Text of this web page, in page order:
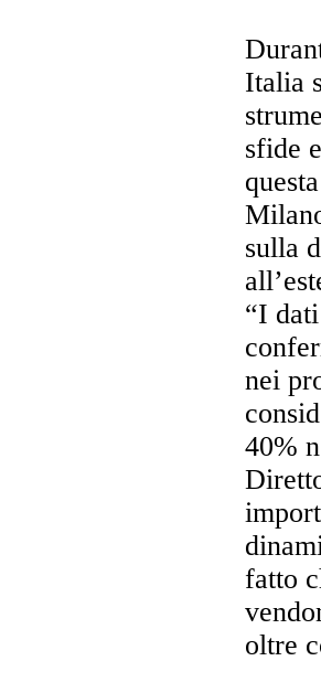
Italia
sfide
sulla
“I
nei
40%
fatto
oltre